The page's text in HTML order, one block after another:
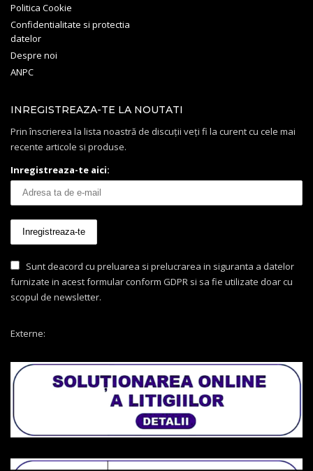
Politica Cookie
Confidentialitate si protectia
datelor
Despre noi
ANPC
INREGISTREAZA-TE LA NOUTATI
Prin înscrierea la lista noastră de discuții veți fi la curent cu cele mai
recente articole si produse.
Inregistreaza-te aici:
Sunt deacord cu preluarea si prelucrarea in siguranta a datelor
furnizate in acest formular conform GDPR si sa fie utilizate doar cu
scopul de newsletter.
Externe: